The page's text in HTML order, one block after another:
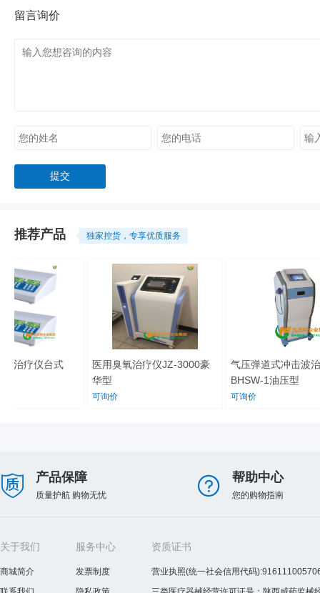
留言询价
推荐产品 独家控货，专享优质服务
治疗仪台式
医用臭氧治疗仪JZ-3000豪
华型
可询价
气压弹道式冲击波治
BHSW-1油压型
可询价
产品保障
质量护航 购物无忧
帮助中心
您的购物指南
关于我们
商城简介
服务中心
发票制度
资质证书
营业执照(统一社会信用代码